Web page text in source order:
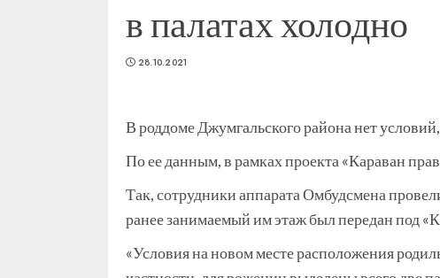
в палатах холодно
28.10.2021
В роддоме Джумгальского района нет
По ее данным, в рамках проекта «Караван
Так, сотрудники аппарата Омбудсмена
ранее занимаемый им этаж был передан под
«Условия на новом месте расположения